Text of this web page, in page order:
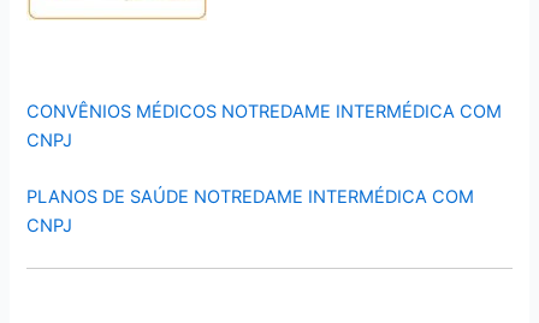
CONVÊNIOS MÉDICOS NOTREDAME INTERMÉDICA COM
CNPJ
PLANOS DE SAÚDE NOTREDAME INTERMÉDICA COM
CNPJ